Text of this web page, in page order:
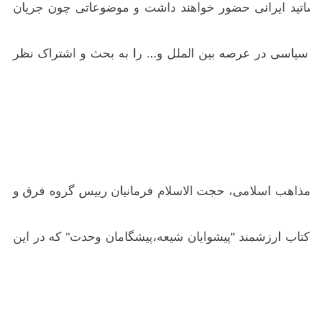
ایرانی حضور خواهند داشت و موضوعاتی چون جریان
سیاسی در عرصه بین الملل و... را به بحث و اشتراک نظر
مذاهب اسلامی، حجت الاسلام فرمانیان رییس گروه فرق و
ارزشمند "پیشوایان شیعه،پیشگامان وحدت" که در این